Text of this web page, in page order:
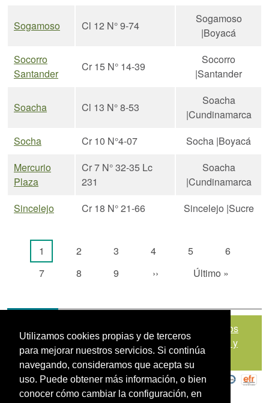
Utilizamos cookies propias y de terceros
para mejorar nuestros servicios. Si continúa
navegando, consideramos que acepta su
uso. Puede obtener más información, o bien
conocer cómo cambiar la configuración, en
Sogamoso Cl 12 N° 9-74
Sogamoso
|Boyacá
Socorro
Santander
Cr 15 N° 14-39
Socorro
|Santander
Soacha Cl 13 N° 8-53
Soacha
|Cundinamarca
Socha
Cr 10 N°4-07
Socha |Boyacá
Mercurio
Plaza
Cr 7 N° 32-35 Lc
231
Soacha
|Cundinamarca
Sincelejo
Cr 18 N° 21-66 Sincelejo |Sucre
PaginaciónPágina actual
1 Página
2 Página
3 Página
4 Página
5 Página
6
Página
7 Página
8 Página
9 Siguiente página
›› Última página
Último »
Política de Tratamiento de Datos
Personales|Políticas de Seguridad, Términos y
Condiciones de Uso